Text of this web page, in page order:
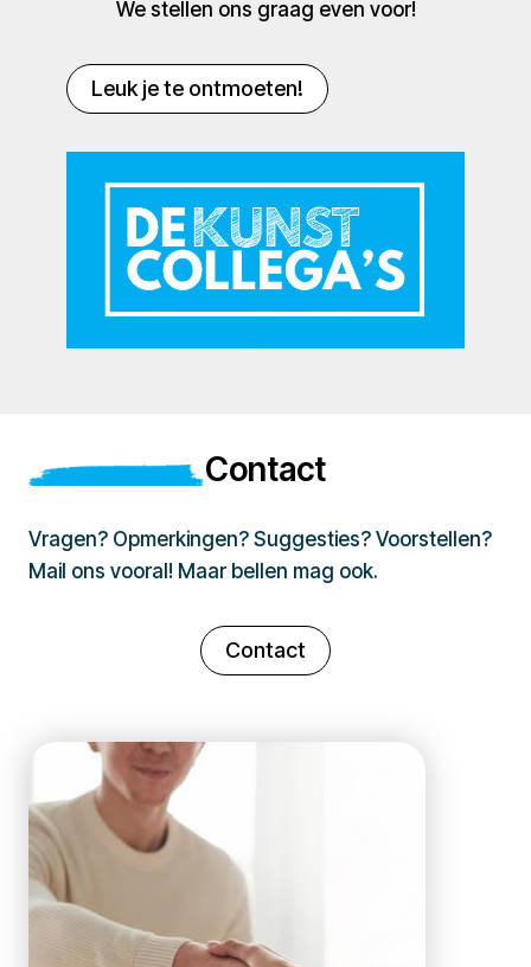
We stellen ons graag even voor!
Leuk je te ontmoeten!
Contact
Vragen? Opmerkingen? Suggesties? Voorstellen?
Mail ons vooral! Maar bellen mag ook.
Contact